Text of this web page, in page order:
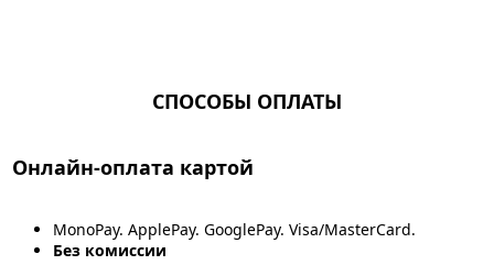
СПОСОБЫ ОПЛАТЫ
Онлайн-оплата картой
MonoPay. ApplePay. GooglePay. Visa/MasterCard.
Без комиссии